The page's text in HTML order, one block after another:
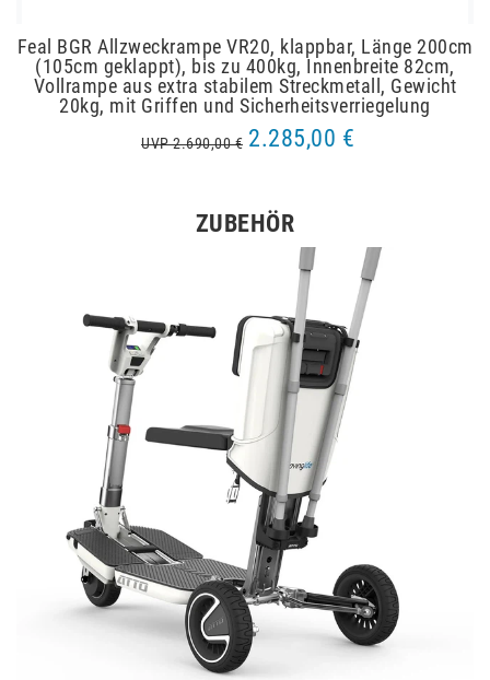
Feal BGR Allzweckrampe VR20, klappbar, Länge 200cm
(105cm geklappt), bis zu 400kg, Innenbreite 82cm,
Vollrampe aus extra stabilem Streckmetall, Gewicht
20kg, mit Griffen und Sicherheitsverriegelung
UVP 2.690,00 € 2.285,00 €
ZUBEHÖR